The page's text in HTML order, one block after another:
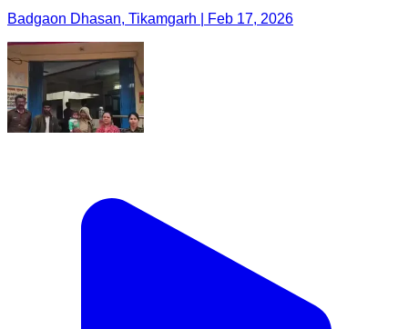
Badgaon Dhasan, Tikamgarh | Feb 17, 2026